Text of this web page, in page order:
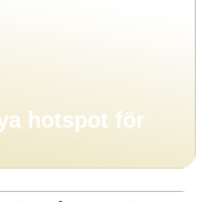
hotspot för